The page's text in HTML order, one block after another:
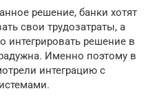
решение, банки хотят
свои трудозатраты, а
интегрировать решение в
Именно поэтому в
интеграцию с